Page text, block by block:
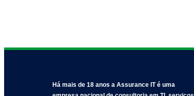
Há mais de 18 anos a Assurance IT é uma